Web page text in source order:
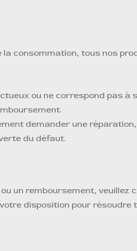
la consommation, tous nos
ou ne correspond pas à
demander une
du défaut.
un remboursement,
disposition pour